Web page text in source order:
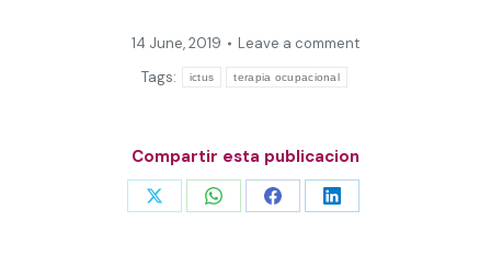
14 June, 2019
Leave a comment
Tags:
ictus terapia ocupacional
Compartir esta publicacion
Share Share Share Share